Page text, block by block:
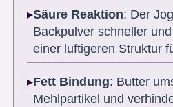
Säure Reaktion: Der
Backpulver schneller
einer luftigeren Struktur
Fett Bindung: Butter
Mehlpartikel und